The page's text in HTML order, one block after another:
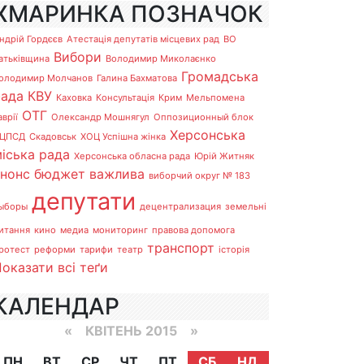
ПОЗНАЧОК
Гордєєв Атестація депутатів місцевих рад ВО
Вибори Володимир Миколаєнко
Молчанов Галина Бахматова Громадська
КВУ Каховка Консультація Крим Мельпомена
ОТГ Олександр Мошнягул Оппозиционный блок
Скадовськ ХОЦ Успішна жінка Херсонська
рада Херсонська обласна рада Юрій Житняк
бюджет важлива виборчий округ № 183
депутати децентрализация земельні
кино медиа мониторинг правова допомога
реформи тарифи театр транспорт історія
всі теґи
« КВІТЕНЬ 2015 »